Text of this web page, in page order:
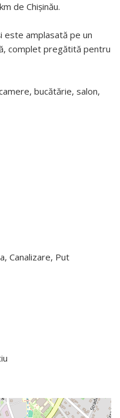
de Chișinău.
este amplasată pe un
complet pregătită pentru
bucătărie, salon,
Canalizare, Put